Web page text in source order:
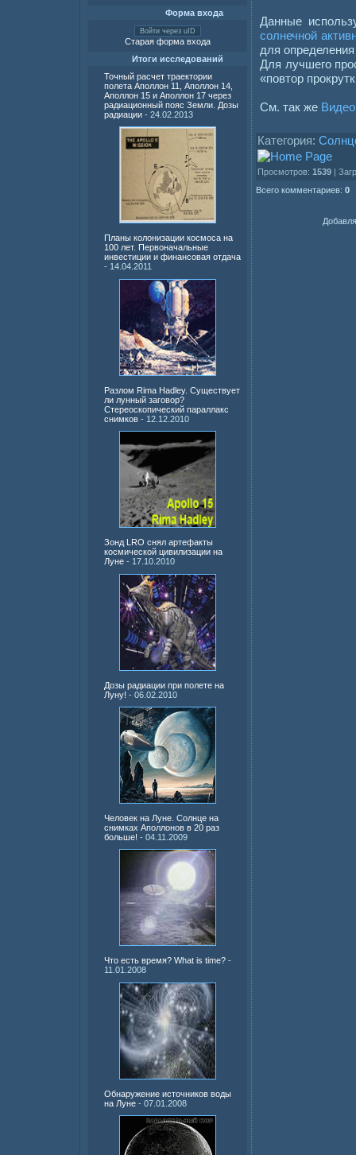
Форма входа
Войти через uID
Старая форма входа
Итоги исследований
Точный расчет траектории
полета Аполлон 11, Аполлон 14,
Аполлон 15 и Аполлон 17 через
радиационный пояс Земли. Дозы
радиации - 24.02.2013
Планы колонизации космоса на
100 лет. Первоначальные
инвестиции и финансовая отдача
- 14.04.2011
Разлом Rima Hadley. Существует
ли лунный заговор?
Стереоскопический параллакс
снимков - 12.12.2010
Зонд LRO снял артефакты
космической цивилизации на
Луне - 17.10.2010
Дозы радиации при полете на
Луну! - 06.02.2010
Человек на Луне. Солнце на
снимках Аполлонов в 20 раз
больше! - 04.11.2009
Что есть время? What is time? -
11.01.2008
Обнаружение источников воды
на Луне - 07.01.2008
Данные
солнечной
для
Для лучшего
«повтор
См. так же
Категория:
Просмотров: 1539 |
Всего комментариев: 0